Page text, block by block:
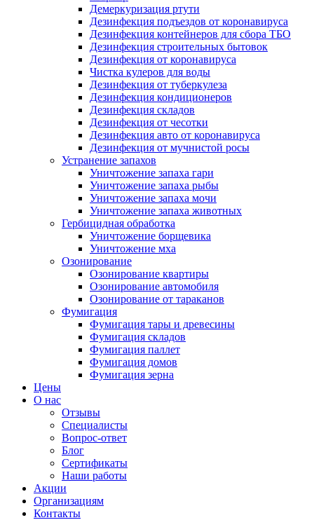
Демеркуризация ртути
Дезинфекция подъездов от коронавируса
Дезинфекция контейнеров для сбора ТБО
Дезинфекция строительных бытовок
Дезинфекция от коронавируса
Чистка кулеров для воды
Дезинфекция от туберкулеза
Дезинфекция кондиционеров
Дезинфекция складов
Дезинфекция от чесотки
Дезинфекция авто от коронавируса
Дезинфекция от мучнистой росы
Устранение запахов
Уничтожение запаха гари
Уничтожение запаха рыбы
Уничтожение запаха мочи
Уничтожение запаха животных
Гербицидная обработка
Уничтожение борщевика
Уничтожение мха
Озонирование
Озонирование квартиры
Озонирование автомобиля
Озонирование от тараканов
Фумигация
Фумигация тары и древесины
Фумигация складов
Фумигация паллет
Фумигация домов
Фумигация зерна
Цены
О нас
Отзывы
Специалисты
Вопрос-ответ
Блог
Сертификаты
Наши работы
Акции
Организациям
Контакты